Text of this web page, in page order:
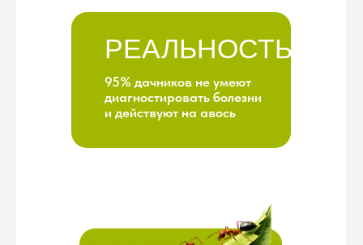
→ Что делать в марте, июне,
→ Когда сажать, когда
→ Сколько культур реально
→ Что главное, а что —
второстепенное
ВЫ НЕ
ЗНАЕТЕ: